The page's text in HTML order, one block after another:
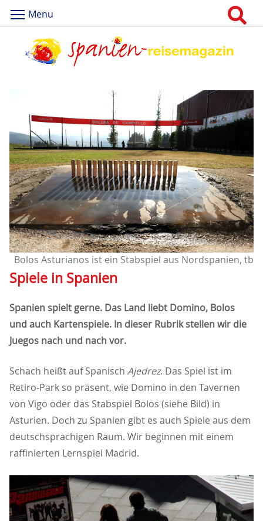
Menu
Bolos Asturianos ist ein Stabspiel aus Nordspanien, tb
Spiele in Spanien
Spanien spielt gerne. Das Land liebt Domino, Bolos
und auch Kartenspiele. In dieser Rubrik stellen wir die
Juegos nach und nach vor.
Schach heißt auf Spanisch Ajedrez. Das Spiel ist im
Retiro-Park so präsent, wie Domino in den Tavernen
von Vigo oder das Stabspiel Bolos (siehe Bild) in
Asturien. Doch zu Spanien gibt es auch Spiele aus dem
deutschsprachigen Raum. Wir beginnen mit einem
raffinierten Lernspiel Madrid.